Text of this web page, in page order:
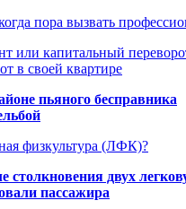
пора вызвать
или капитальный
в своей квартире
пьяного бесправника
физкультура (ЛФК)?
столкновения двух
пассажира